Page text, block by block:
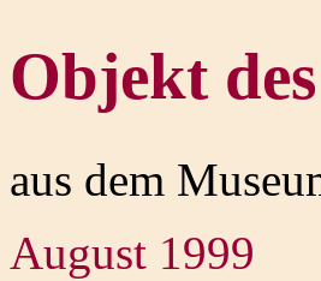
Objekt
aus dem
August 1999